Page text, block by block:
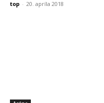
top - 20. apríla 2018